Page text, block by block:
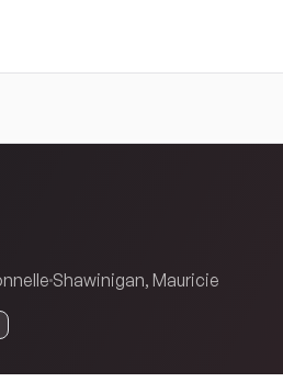
Shawinigan, Mauricie